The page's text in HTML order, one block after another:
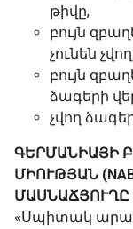
թիվը,
բույն
չունեն
բույն
ձագերի
չվող
ԳԵՐՄԱՆԻԱՅԻ
ՄԻՈՒԹՅԱՆ
ՄԱՍՆԱՃՅՈՒՂԸ
«Սպիտակ